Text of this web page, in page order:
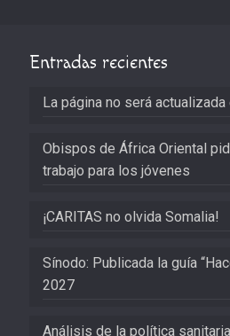
Entradas recientes
La página no será
Obispos de África Oriental
trabajo para los jóvenes
¡CARITAS no olvida Somalia!
Sínodo: Publicada la guía
2027
Análisis de la política